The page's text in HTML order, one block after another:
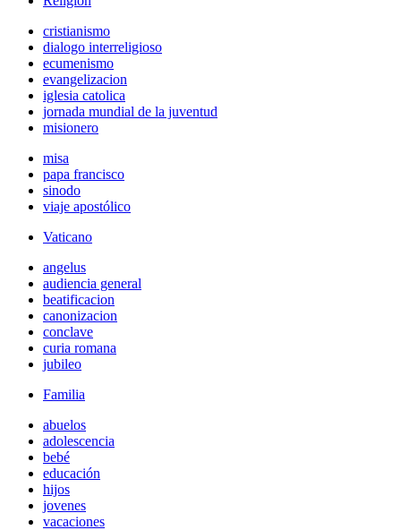
cristianismo
dialogo interreligioso
ecumenismo
evangelizacion
iglesia catolica
jornada mundial de la juventud
misionero
misa
papa francisco
sinodo
viaje apostólico
Vaticano
angelus
audiencia general
beatificacion
canonizacion
conclave
curia romana
jubileo
Familia
abuelos
adolescencia
bebé
educación
hijos
jovenes
vacaciones